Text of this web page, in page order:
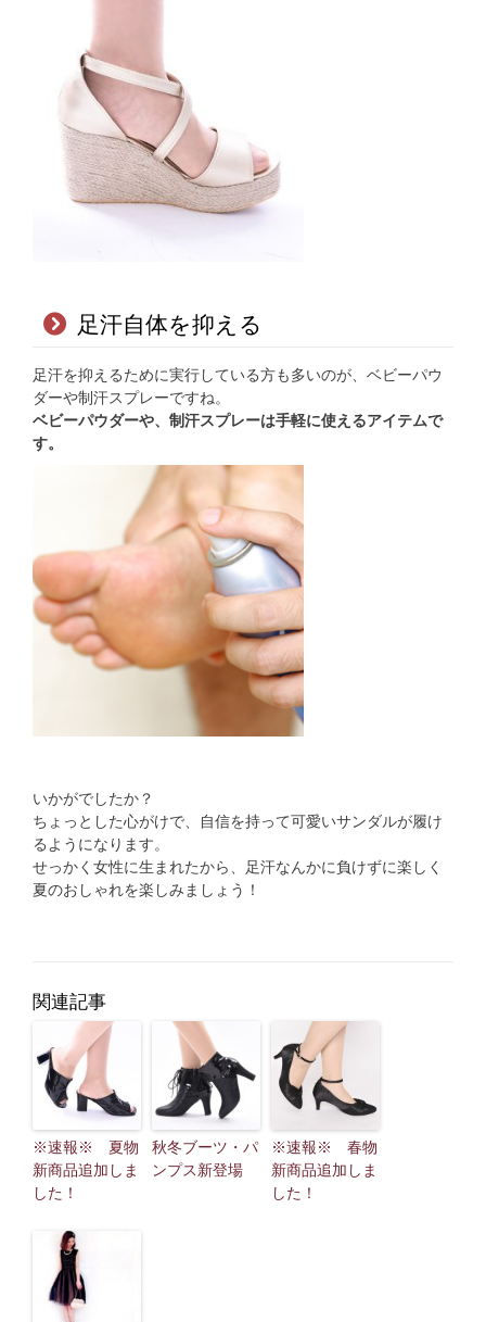
足汗自体を抑える
足汗を抑えるために実行している方も多いのが、ベビーパウ
ダーや制汗スプレーですね。
ベビーパウダーや、制汗スプレーは手軽に使えるアイテムで
す。
いかがでしたか？
ちょっとした心がけで、自信を持って可愛いサンダルが履け
るようになります。
せっかく女性に生まれたから、足汗なんかに負けずに楽しく
夏のおしゃれを楽しみましょう！
関連記事
※速報※ 夏物
新商品追加しま
した！
秋冬ブーツ・パ
ンプス新登場
※速報※ 春物
新商品追加しま
した！